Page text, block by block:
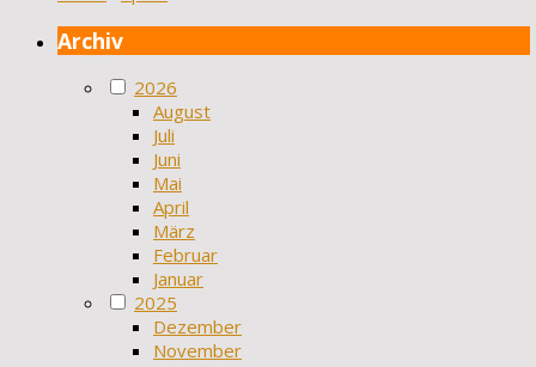
Archiv
2026
August
Juli
Juni
Mai
April
März
Februar
Januar
2025
Dezember
November